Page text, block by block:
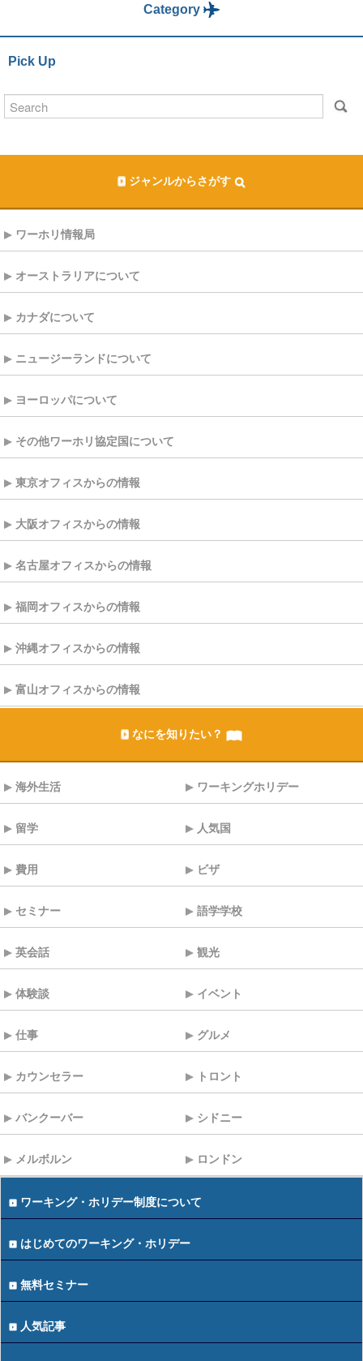
Category
Pick Up
ジャンルからさがす
ワーホリ情報局
オーストラリアについて
カナダについて
ニュージーランドについて
ヨーロッパについて
その他ワーホリ協定国について
東京オフィスからの情報
大阪オフィスからの情報
名古屋オフィスからの情報
福岡オフィスからの情報
沖縄オフィスからの情報
富山オフィスからの情報
なにを知りたい？
海外生活 ワーキングホリデー
留学 人気国
費用 ビザ
セミナー 語学学校
英会話 観光
体験談 イベント
仕事 グルメ
カウンセラー トロント
バンクーバー シドニー
メルボルン ロンドン
ワーキング・ホリデー制度について
はじめてのワーキング・ホリデー
無料セミナー
人気記事